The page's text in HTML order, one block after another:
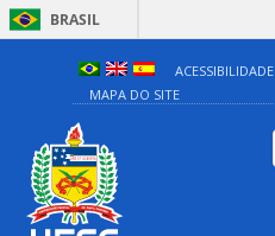
BRASIL
ACESSIBILIDADE
MAPA DO SITE